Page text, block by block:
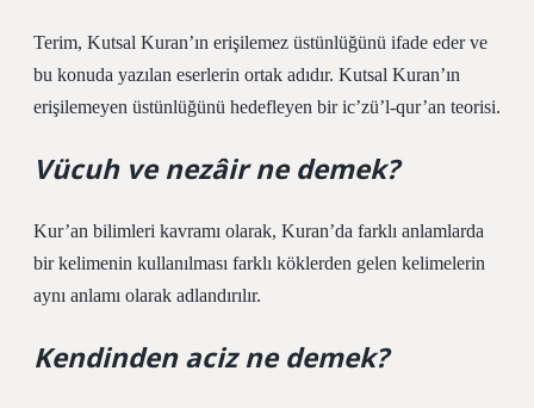
Terim, Kutsal Kuran’ın erişilemez üstünlüğünü ifade eder ve
bu konuda yazılan eserlerin ortak adıdır. Kutsal Kuran’ın
erişilemeyen üstünlüğünü hedefleyen bir ic’zü’l-qur’an teorisi.
Vücuh ve nezâir ne demek?
Kur’an bilimleri kavramı olarak, Kuran’da farklı anlamlarda
bir kelimenin kullanılması farklı köklerden gelen kelimelerin
aynı anlamı olarak adlandırılır.
Kendinden aciz ne demek?